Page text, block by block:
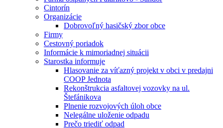
Cintorín
Organizácie
Dobrovoľný hasičský zbor obce
Firmy
Cestovný poriadok
Informácie k mimoriadnej situácii
Starostka informuje
Hlasovanie za víťazný projekt v obci v predajni
COOP Jednota
Rekonštrukcia asfaltovej vozovky na ul.
Štefánikova
Plnenie rozvojových úloh obce
Nelegálne uloženie odpadu
Prečo triediť odpad